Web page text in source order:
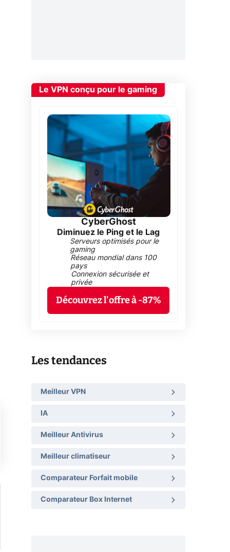
Le VPN conçu pour le gaming
CyberGhost
Diminuez le Ping et le Lag
Serveurs optimisés pour le
gaming
Réseau mondial dans 100
pays
Connexion sécurisée et
privée
Découvrez l'offre à -87%
Les tendances
Meilleur VPN
IA
Meilleur Antivirus
Meilleur climatiseur
Comparateur Forfait mobile
Comparateur Box Internet